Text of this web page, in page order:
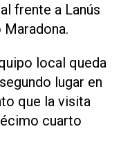
frente a Lanús
local queda
lugar en
que la visita
cuarto